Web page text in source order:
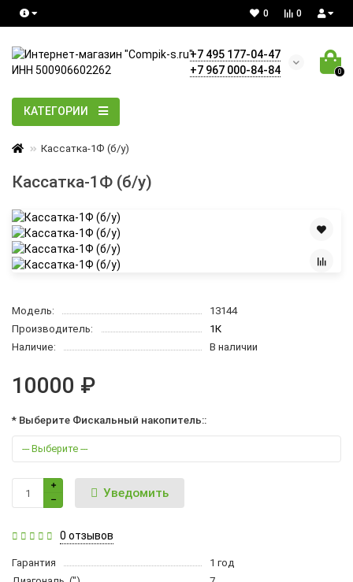
0
0
+7 495 177-04-47
+7 967 000-84-84
0
КАТЕГОРИИ
Кассатка-1Ф (б/у)
Кассатка-1Ф (б/у)
Модель:
13144
Производитель:
1К
Наличие:
В наличии
10000 ₽
* Выберите Фискальный накопитель::
Уведомить
0 отзывов
Гарантия
1 год